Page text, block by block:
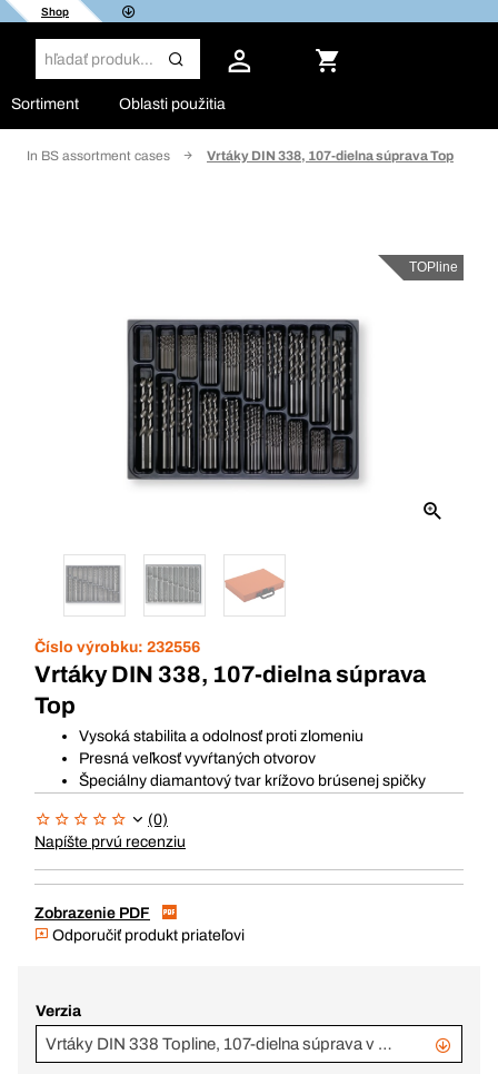
Shop
Sortiment Oblasti použitia
In BS assortment cases Vrtáky DIN 338, 107-dielna súprava Top
TOPline
Číslo výrobku: 232556
Vrtáky DIN 338, 107-dielna súprava
Top
Vysoká stabilita a odolnosť proti zlomeniu
Presná veľkosť vyvŕtaných otvorov
Špeciálny diamantový tvar krížovo brúsenej spičky
(0)
Napíšte prvú recenziu
Zobrazenie PDF
Odporučiť produkt priateľovi
Verzia
Vrtáky DIN 338 Topline, 107-dielna súprava v kovovom kufríku BS3044